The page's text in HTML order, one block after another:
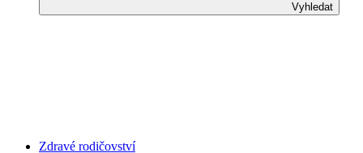
Vyhledat
Zdravé rodičovství